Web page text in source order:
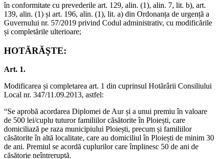
în conformitate cu prevederile art. 129, alin. (1), alin. 7, lit. b), art.
139, alin. (1) și art. 196, alin. (1), lit. a) din Ordonanța de urgență a
Guvernului nr. 57/2019 privind Codul administrativ, cu modificările
și completările ulterioare;
HOTĂRĂŞTE:
Art. 1.
Modificarea și completarea art. 1 din cuprinsul Hotărârii Consiliului
Local nr. 347/11.09.2013, astfel:
“Se aprobă acordarea Diplomei de Aur și a unui premiu în valoare
de 500 lei/cuplu tuturor familiilor căsătorite în Ploiești, care
domiciliază pe raza municipiului Ploiești, precum și familiilor
căsătorite în altă localitate, care au domiciliul în Ploiești de minim 30
de ani. Premiul se acordă cuplurilor care împlinesc 50 de ani de
căsătorie neîntreruptă.